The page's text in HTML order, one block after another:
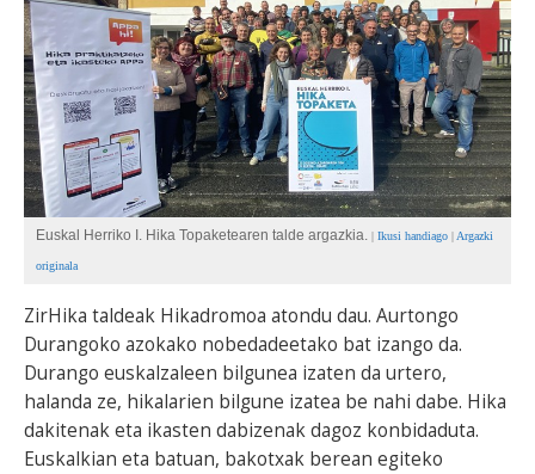
BEREZIAK
ARGAZKIAK
... AUKERA GEHIAGO
Euskal Herriko I. Hika Topaketearen talde argazkia. | Ikusi handiago | Argazki
originala
ZirHika taldeak Hikadromoa atondu dau. Aurtongo
Durangoko azokako nobedadeetako bat izango da.
Durango euskalzaleen bilgunea izaten da urtero,
halanda ze, hikalarien bilgune izatea be nahi dabe. Hika
dakitenak eta ikasten dabizenak dagoz konbidaduta.
Euskalkian eta batuan, bakotxak berean egiteko